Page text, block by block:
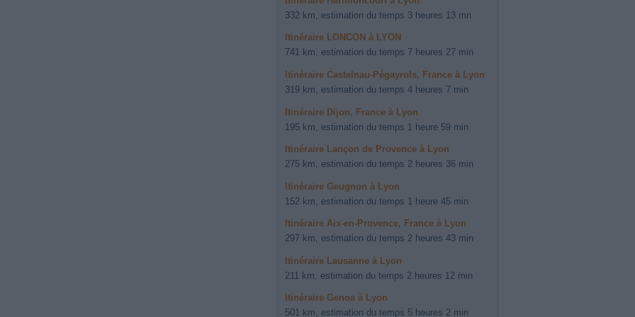
332 km, estimation du temps 3 heures 13 mn
Itinéraire LONCON à LYON
741 km, estimation du temps 7 heures 27 min
Itinéraire Castelnau-Pégayrols, France à Lyon
319 km, estimation du temps 4 heures 7 min
Itinéraire Dijon, France à Lyon
195 km, estimation du temps 1 heure 59 min
Itinéraire Lançon de Provence à Lyon
275 km, estimation du temps 2 heures 36 min
Itinéraire Geugnon à Lyon
152 km, estimation du temps 1 heure 45 min
Itinéraire Aix-en-Provence, France à Lyon
297 km, estimation du temps 2 heures 43 min
Itinéraire Lausanne à Lyon
211 km, estimation du temps 2 heures 12 min
Itinéraire Genoa à Lyon
501 km, estimation du temps 5 heures 2 min